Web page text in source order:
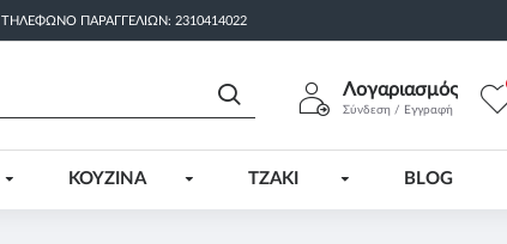
ΤΗΛΈΦΩΝΟ ΠΑΡΑΓΓΕΛΙΏΝ: 2310414022
Λογαριασμός
Σύνδεση / Εγγραφή
ΚΟΥΖΙΝΑ ΤΖΑΚΙ BLOG